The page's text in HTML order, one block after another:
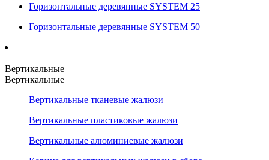
Горизонтальные деревянные SYSTEM 25
Горизонтальные деревянные SYSTEM 50
Вертикальные
Вертикальные
Вертикальные тканевые жалюзи
Вертикальные пластиковые жалюзи
Вертикальные алюминиевые жалюзи